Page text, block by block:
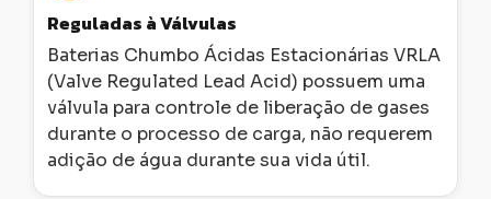
Reguladas à Válvulas
Baterias Chumbo Ácidas Estacionárias VRLA
(Valve Regulated Lead Acid) possuem uma
válvula para controle de liberação de gases
durante o processo de carga, não requerem
adição de água durante sua vida útil.